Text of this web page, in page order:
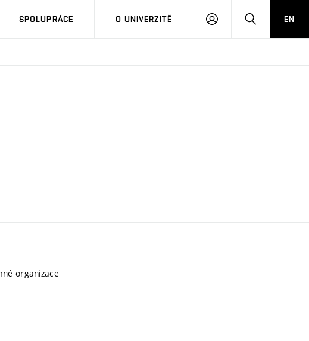
SPOLUPRÁCE O UNIVERZITĚ
PŘIHLÁSIT HLEDATEN
organizace